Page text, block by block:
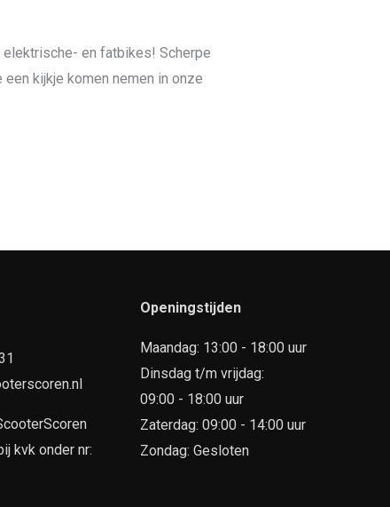
en fatbikes! Scherpe
kijkje komen nemen in onze
kvk onder nr:
Openingstijden
Maandag: 13:00 - 18:00 uur
Dinsdag t/m vrijdag:
09:00 - 18:00 uur
Zaterdag: 09:00 - 14:00 uur
Zondag: Gesloten